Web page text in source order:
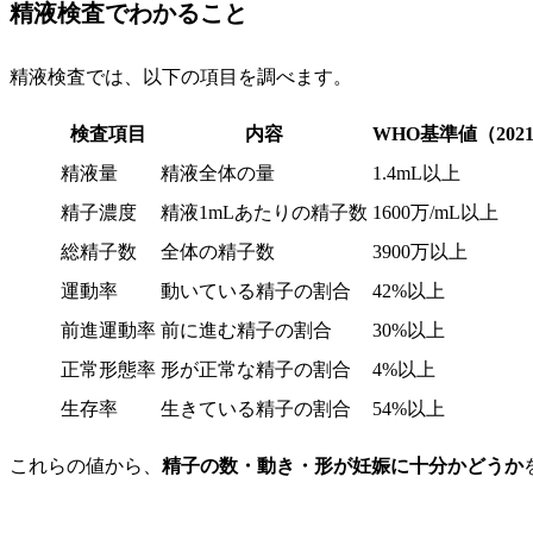
精液検査でわかること
精液検査では、以下の項目を調べます。
検査項目 内容
WHO基準値（2021
精液量
精液全体の量
1.4mL以上
精子濃度
精液1mLあたりの精子数 1600万/mL以上
総精子数
全体の精子数
3900万以上
運動率
動いている精子の割合
42%以上
前進運動率 前に進む精子の割合
30%以上
正常形態率 形が正常な精子の割合
4%以上
生存率
生きている精子の割合 54%以上
これらの値から、 精子の数・動き・形が妊娠に十分かどうか